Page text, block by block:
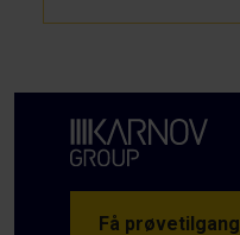
Få prøvetilgang